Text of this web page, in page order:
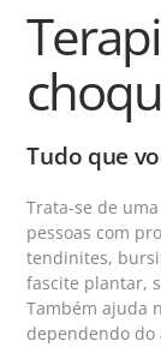
Tudo que
Trata-se de
pessoas com
tendinites,
fascite plantar,
Também ajuda
dependendo do